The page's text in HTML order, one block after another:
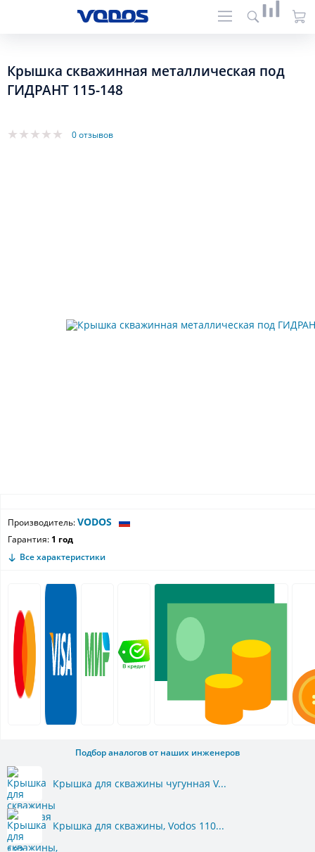
Крышка скважинная металлическая под
ГИДРАНТ 115-148
0 отзывов
Производитель:VODOS
Гарантия: 1 год
Все характеристики
Подбор аналогов от наших инженеров
Крышка для скважины чугунная V...
Крышка для скважины, Vodos 110...